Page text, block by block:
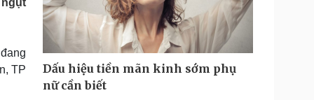
nghiệp 24h
Doanh nhân
Vì cộng đồng
Tin Công nghệ
Trải nghiệm
Chuyển đổi số
lịch
Podcast
TP
Dấu hiệu tiền mãn kinh sớm phụ
nữ cần biết